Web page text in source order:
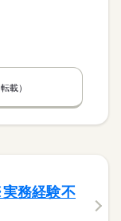
載）
務経験不